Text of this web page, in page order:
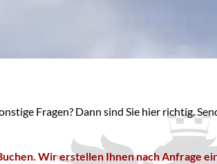
Fragen? Dann sind Sie hier richtig.
Wir erstellen Ihnen nach Anfrage